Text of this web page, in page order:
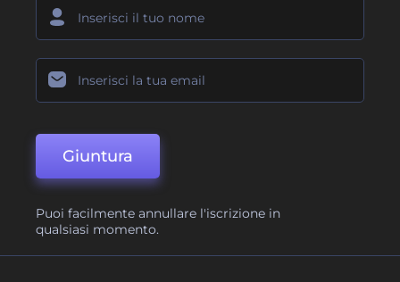
Giuntura
Puoi facilmente annullare l'iscrizione in
qualsiasi momento.